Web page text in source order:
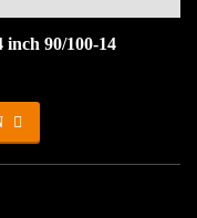
90/100-14